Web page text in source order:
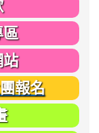
區
站
報名
畫